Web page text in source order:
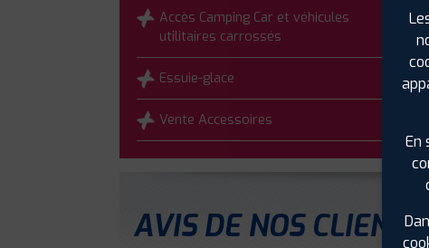
Accès Camping Car et véhicules
utilitaires carrossés
Essuie-glace
Vente Accessoires
AVIS DE NOS CLIENTS
En